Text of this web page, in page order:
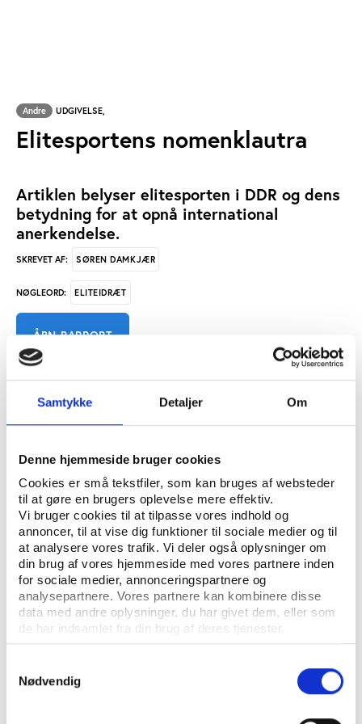
Samtykke Detaljer Om
Denne hjemmeside bruger cookies
Cookies er små tekstfiler, som kan bruges af websteder
til at gøre en brugers oplevelse mere effektiv.
Vi bruger cookies til at tilpasse vores indhold og
annoncer, til at vise dig funktioner til sociale medier og til
at analysere vores trafik. Vi deler også oplysninger om
din brug af vores hjemmeside med vores partnere inden
for sociale medier, annonceringspartnere og
analysepartnere. Vores partnere kan kombinere disse
data med andre oplysninger, du har givet dem, eller som
de har indsamlet fra din brug af deres tjenester.
Nødvendig
Andre UDGIVELSE,
Elitesportens nomenklautra
Artiklen belyser elitesporten i DDR og dens
betydning for at opnå international
anerkendelse.
SKREVET AF: SØREN DAMKJÆR
NØGLEORD: ELITEIDRÆT
ÅBN RAPPORT
UNIVERSITETSFORLAG
ANTAL SIDER: 10
ISBN: 87-7492-783-3
Eksemplarfremstilling af papirkopier/prints fra
Idrætshistorisk Årbog til undervisningsbrug på
uddannelsesinstitutioner og intern administrativ brug
er tilladt efter aftale med COPY-DAN Tekst & Node.
Eksemplarfremstillingen skal ske inden for aftalens
begrænsninger.